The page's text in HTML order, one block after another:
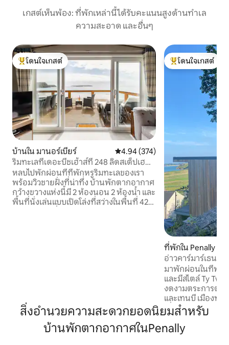
เกสต์เห็นพ้อง: ที่พักเหล่านี้ได้รับคะแนนสูงด้านทำเล
ความสะอาด และอื่นๆ
โดนใจเกสต์ที่สุด
โดนใจเกสต์
บ้านใน มานอร์เบียร์ คะแนนเฉลี่ย 4.94 จาก 5, 374 รีวิว
4.94 (374)
ริมทะเลที่เดอะบีชเฮ้าส์ที่ 248 ลิดสเต็ปเฮ
เวน
หลบไปพักผ่อนที่ที่พักหรูริมทะเลของเรา
พร้อมวิวชายฝั่งที่น่าทึ่ง บ้านพักตากอากาศ
กว้างขวางแห่งนี้มี 2 ห้องนอน 2 ห้องน้ำ และ
พื้นที่นั่งเล่นแบบเปิดโล่งที่สว่างในพื้นที่ 42
โดนใจเกสต์ที่สุด
โดนใจเกสต์
ที่พักใน Penally
อ่าวคาร์มาร์เธนแ
มาพักผ่อนในที่พักแ
และมีสไตล์ Ty
งดงามตระการตา
และเทนบี เมืองท่าที่มีชื่อ
เลื่อนขนาดใหญ่เปิ
วิวพาโนรามาของอ่าวค
เปิดโล่งมีห้องฝักบั
เตียงขนาดคิงไซ
สิ่งอำนวยความสะดวกยอดนิยมสำหรับ
บ้านพักตากอากาศในPenally